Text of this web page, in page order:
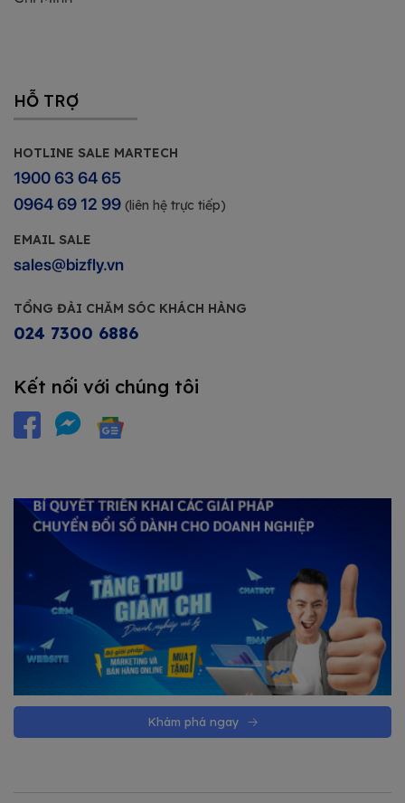
HỖ TRỢ
HOTLINE SALE MARTECH
1900 63 64 65
0964 69 12 99 (liên hệ trực tiếp)
EMAIL SALE
sales@bizfly.vn
TỔNG ĐÀI CHĂM SÓC KHÁCH HÀNG
024 7300 6886
Kết nối với chúng tôi
Khám phá ngay